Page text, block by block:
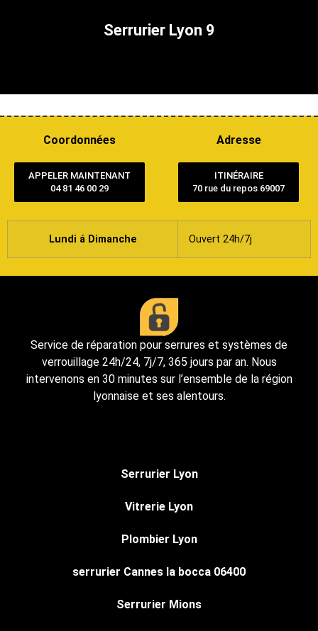
Serrurier Lyon 9
Coordonnées
APPELER MAINTENANT
04 81 46 00 29
Adresse
ITINÉRAIRE
70 rue du repos 69007
Lundi á Dimanche Ouvert 24h/7j
Service de réparation pour serrures et systèmes de
verrouillage 24h/24, 7j/7, 365 jours par an. Nous
intervenons en 30 minutes sur l’ensemble de la région
lyonnaise et ses alentours.
Serrurier Lyon
Vitrerie Lyon
Plombier Lyon
serrurier Cannes la bocca 06400
Serrurier Mions